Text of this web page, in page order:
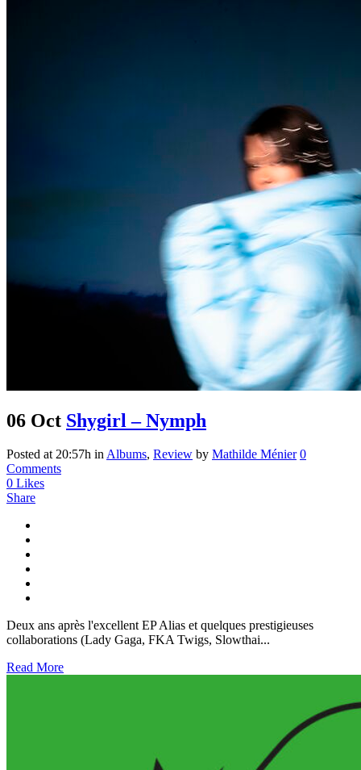
06 Oct Shygirl – Nymph
Posted at 20:57h inAlbums, Review by Mathilde Ménier 0
Comments
0 Likes
Share
Deux ans après l'excellent EP Alias et quelques prestigieuses
collaborations (Lady Gaga, FKA Twigs, Slowthai...
Read More